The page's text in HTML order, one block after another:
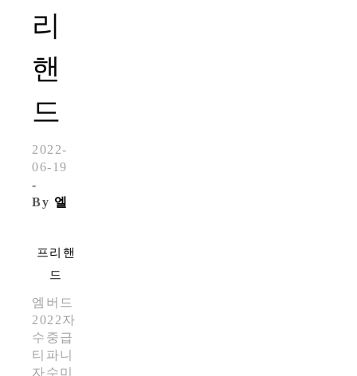
리
핸
드
2022-
06-19
-
By 엘
프리핸
드
엠버드
2022자
수중급
티파니
자수미